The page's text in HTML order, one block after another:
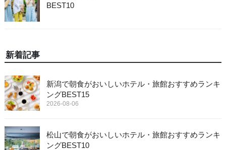
BEST10
新着記事
新潟で朝食がおいしいホテル・旅館おすすめランキ
ングBEST15
2026-08-06
松山で朝食がおいしいホテル・旅館おすすめランキ
ングBEST10